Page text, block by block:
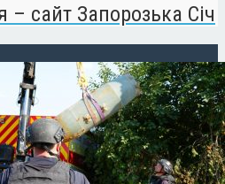
сайт Запорозька Січ